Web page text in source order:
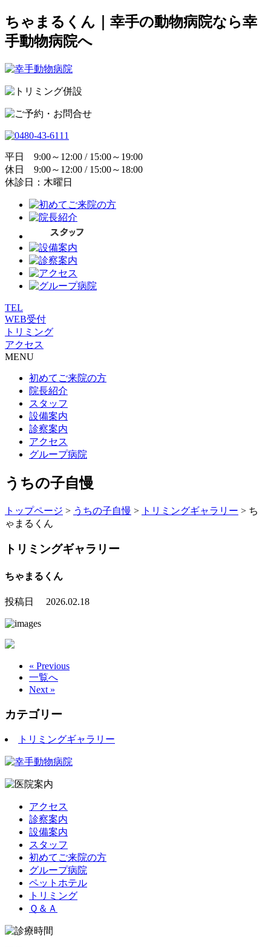
ちゃまるくん｜幸手の動物病院なら幸
手動物病院へ
平日 9:00～12:00 / 15:00～19:00
休日 9:00～12:00 / 15:00～18:00
休診日：木曜日
TEL
WEB受付
トリミング
アクセス
MENU
初めてご来院の方
院長紹介
スタッフ
設備案内
診察案内
アクセス
グループ病院
うちの子自慢
トップページ > うちの子自慢 > トリミングギャラリー > ち
ゃまるくん
トリミングギャラリー
ちゃまるくん
投稿日 2026.02.18
« Previous
一覧へ
Next »
カテゴリー
トリミングギャラリー
アクセス
診察案内
設備案内
スタッフ
初めてご来院の方
グループ病院
ペットホテル
トリミング
Ｑ＆Ａ